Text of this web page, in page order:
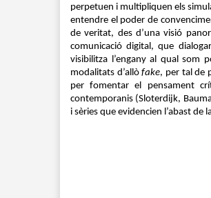
perpetuen i multipliquen els
entendre el poder de
de veritat, des d’una visió
comunicació digital, que
visibilitza l’engany al qual som
modalitats d’allò fake, per tal de
per fomentar el pensament
contemporanis (Sloterdijk,
i sèries que evidencien l’abast